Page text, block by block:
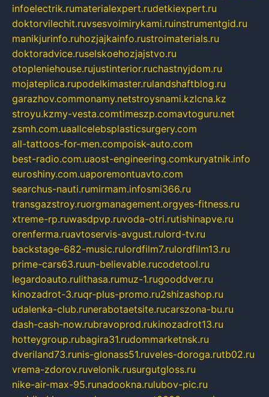
infoelectrik.rumaterialexpert.rudetkiexpert.ru
doktorvilechit.ruvsesvoimirykami.ruinstrumentgid.ru
manikjurinfo.ruhozjajkainfo.rustroimaterials.ru
doktoradvice.ruselskoehozjajstvo.ru
otopleniehouse.rujustinterior.ruchastnyjdom.ru
mojateplica.rupodelkimaster.rulandshaftblog.ru
garazhov.commonamy.netstroysnami.kzlcna.kz
stroyu.kzmy-vesta.comtimeszp.comavtoguru.net
zsmh.com.uaallcelebsplasticsurgery.com
all-tattoos-for-men.compoisk-auto.com
best-radio.com.uaost-engineering.comkuryatnik.info
euroshiny.com.uaporemontuavto.com
searchus-nauti.rumirmam.infosmi366.ru
transgazstroy.ruorgmanagement.orgyes-fitness.ru
xtreme-rp.ruwasdpvp.ruvoda-otri.rutishinapve.ru
orenferma.ruavtoservis-avgust.rulord-tv.ru
backstage-682-music.rulordfilm7.rulordfilm13.ru
prime-cars63.ruun-believable.rucodetool.ru
legardoauto.rulithasa.rumuz-1.rugooddver.ru
kinozadrot-3.ruqr-plus-promo.ru2shizashop.ru
udalenka-club.runerabotaetsite.rucarszona-bu.ru
dash-cash-now.rubravoprod.rukinozadrot13.ru
hotteygroup.rubagira31.rudommarketnsk.ru
dveriland73.runis-glonass51.ruveles-doroga.rutb02.ru
vrema-zdorov.ruvelonik.rusurgutgloss.ru
nike-air-max-95.runadookna.rulubov-pic.ru